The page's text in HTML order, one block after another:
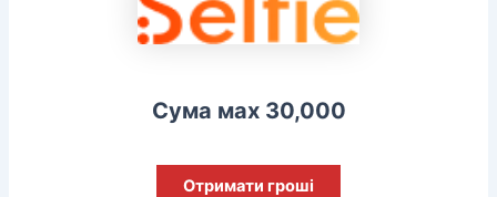
Сума мах 30,000
Отримати гроші